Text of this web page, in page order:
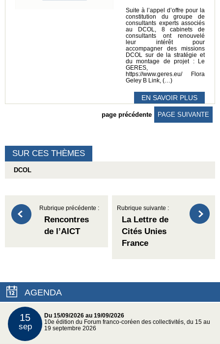
Suite à l’appel d’offre pour la
constitution du groupe de
consultants experts associés
au DCOL, 8 cabinets de
consultants ont renouvelé
leur intérêt pour
accompagner des missions
DCOL sur de la stratégie et
du montage de projet : Le
GERES,
https://www.geres.eu/ Flora
Geley B Link, (…)
EN SAVOIR PLUS
page précédente PAGE SUIVANTE
SUR CES THÈMES
DCOL
Rubrique précédente :
Rencontres
de l’AICT
Rubrique suivante :
La Lettre de
Cités Unies
France
AGENDA
15
sep
Du 15/09/2026 au 19/09/2026
10e édition du Forum franco-coréen des collectivités, du 15 au
19 septembre 2026